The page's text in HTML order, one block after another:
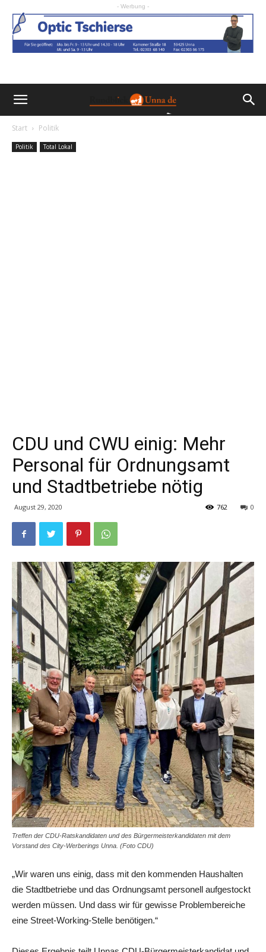
- Werbung -
Start Politik
Politik Total Lokal
CDU und CWU einig: Mehr
Personal für Ordnungsamt
und Stadtbetriebe nötig
August 29, 2020 0
762
Treffen der CDU-Ratskandidaten und des Bürgermeisterkandidaten mit dem
Vorstand des City-Werberings Unna. (Foto CDU)
„Wir waren uns einig, dass mit den kommenden Haushalten
die Stadtbetriebe und das Ordnungsamt personell aufgestockt
werden müssen. Und dass wir für gewisse Problembereiche
eine Street-Working-Stelle benötigen.“